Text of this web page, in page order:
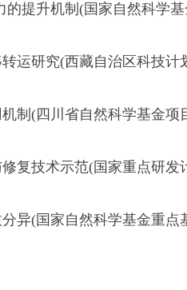
提升机制(国家自然科学
运研究(西藏自治区科技计
(四川省自然科学基金项
复技术示范(国家重点研发
异(国家自然科学基金重点